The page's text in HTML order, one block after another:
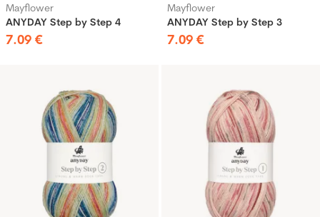
Mayflower
ANYDAY Step by Step 4
7.09 €
Mayflower
ANYDAY Step by Step 3
7.09 €